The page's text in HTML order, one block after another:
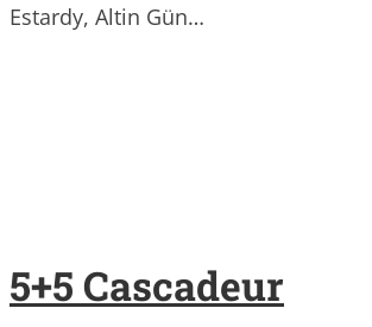
Estardy, Altin Gün…
5+5 Cascadeur